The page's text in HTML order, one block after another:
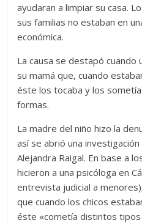
ayudaran a limpiar su casa.
sus familias no estaban en
económica.
La causa se destapó cuando
su mamá que, cuando
éste los tocaba y los
formas.
La madre del niño hizo la
así se abrió una
Alejandra Raigal. En base a
hicieron a una psicóloga en
entrevista judicial a
que cuando los chicos
éste «cometía distintos